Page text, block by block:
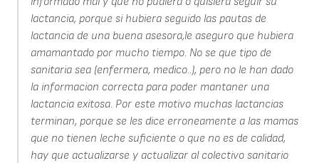
lactancia, porque si hubiera seguido las pautas de
lactancia de una buena asesora,le aseguro que hubiera
amamantado por mucho tiempo. No se que tipo de
sanitaria sea (enfermera, medico..), pero no le han dado
la informacion correcta para poder mantaner una
lactancia exitosa. Por este motivo muchas lactancias
terminan, porque se les dice erroneamente a las mamas
que no tienen leche suficiente o que no es de calidad,
hay que actualizarse y actualizar al colectivo sanitario